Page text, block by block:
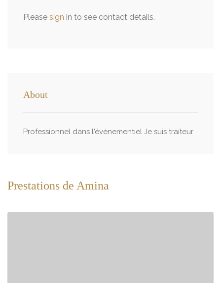
Please sign in to see contact details.
About
Professionnel dans l'événementiel Je suis traiteur
Prestations de Amina